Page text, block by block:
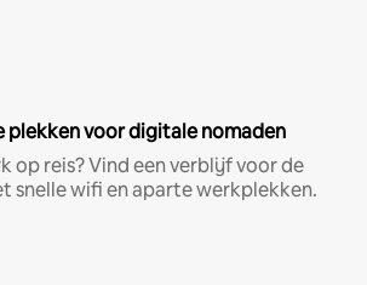
plekken voor digitale nomaden
op reis? Vind een verblijf voor de
snelle wifi en aparte werkplekken.